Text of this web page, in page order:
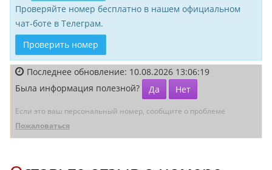
Проверяйте номер бесплатно в нашем официальном
чат-боте в Телеграм.
Проверить номер
Последнее обновление: 10.08.2026 13:06:19
Была информация полезной?
Да Нет
Если это ваш персональный номер, сообщите о проблеме
Пожаловаться